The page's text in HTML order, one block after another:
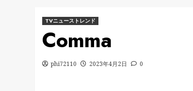
TVニューストレンド
Comma
phi72110 2023年4月2日 0